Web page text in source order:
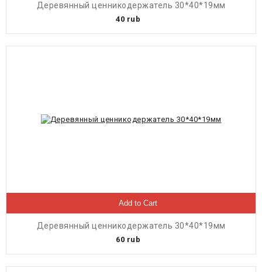
Деревянный ценникодержатель 30*40*19мм
40 rub
Add to Cart
Деревянный ценникодержатель 30*40*19мм
60 rub